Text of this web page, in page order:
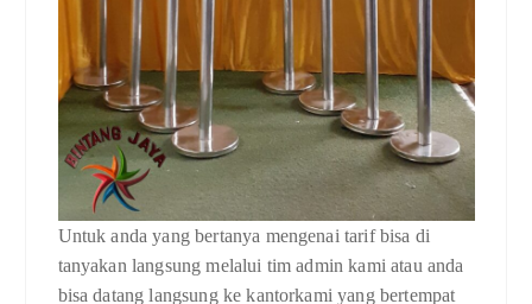
Untuk anda yang bertanya mengenai tarif bisa di
tanyakan langsung melalui tim admin kami atau anda
bisa datang langsung ke kantorkami yang bertempat